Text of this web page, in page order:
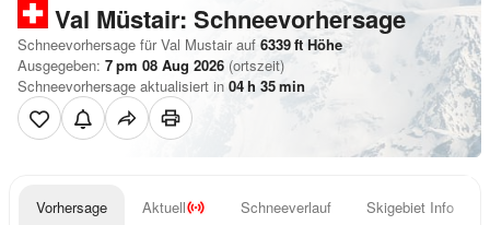
Val Müstair: Schneevorhersage
Schneevorhersage für Val Mustair auf 6339ft Höhe
Ausgegeben: 7 pm 08 Aug 2026 (ortszeit)
Schneevorhersage aktualisiert in 04h 35min
Vorhersage Aktuell Schneeverlauf Skigebiet Info